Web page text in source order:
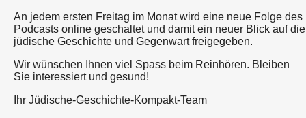
An jedem ersten Freitag im Monat wird eine neue Folge des
Podcasts online geschaltet und damit ein neuer Blick auf die
jüdische Geschichte und Gegenwart freigegeben.
Wir wünschen Ihnen viel Spass beim Reinhören. Bleiben
Sie interessiert und gesund!
Ihr Jüdische-Geschichte-Kompakt-Team